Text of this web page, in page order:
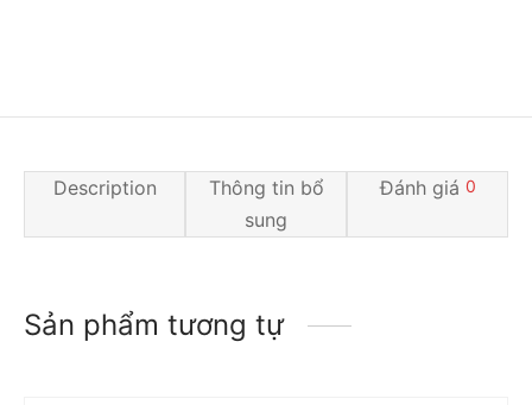
Description
Thông tin bổ
sung
Đánh giá 0
Sản phẩm tương tự